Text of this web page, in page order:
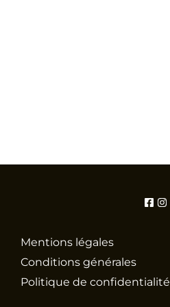
Mentions légales
Conditions générales
Politique de confidentialité